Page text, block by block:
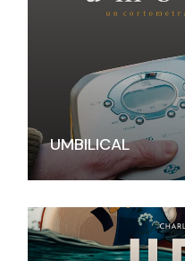
UMBILICAL